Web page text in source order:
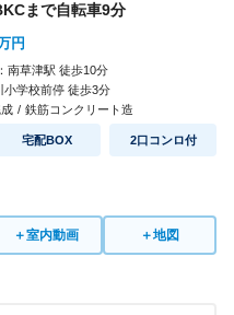
まで自転車9分
円
南草津駅 徒歩10分
小学校前停徒歩3分
/ 鉄筋コンクリート造
宅配BOX 2口コンロ付
＋室内動画 ＋地図